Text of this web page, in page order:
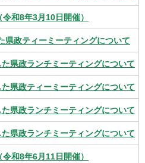
和8年3月10日開催）
県政ティーミーティングについて
県政ランチミーティングについて
県政ティーミーティングについて
県政ランチミーティングについて
県政ランチミーティングについて
和8年6月11日開催）